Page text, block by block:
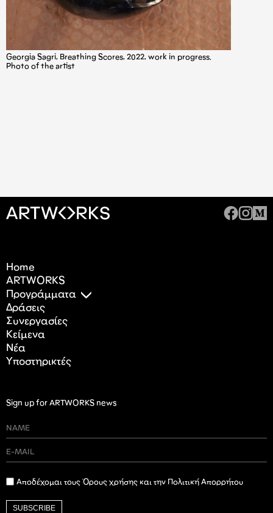
Georgia Sagri, Breathing Scores, 2022, work in progress.
Photo of the artist
Home
ARTWORKS
Προγράμματα
Δράσεις
Συνεργασίες
Κείμενα
Nέα
Υποστηρικτές
Sign up for ARTWORKS news
Αποδέχομαι τους Όρους χρήσης και την Πολιτική Απορρήτου
SUBSCRIBE